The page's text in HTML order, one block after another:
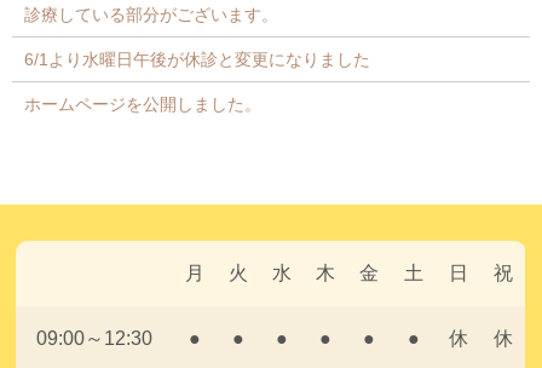
診療している部分がございます。
6/1より水曜日午後が休診と変更になりました
ホームページを公開しました。
月 火 水 木 金 土 日 祝
09:00～12:30 ● ● ● ● ● ● 休 休